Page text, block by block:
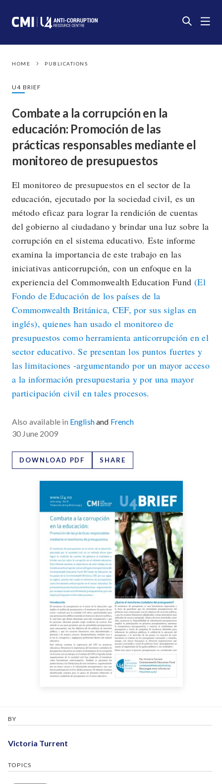
HOME PUBLICATIONS
U4 BRIEF
Combate a la corrupción en la
educación: Promoción de las
prácticas responsables mediante el
monitoreo de presupuestos
El monitoreo de presupuestos en el sector de la
educación, ejecutado por la sociedad civil, es un
método eficaz para lograr la rendición de cuentas
del gobierno al ciudadano y brindar una luz sobre la
corrupción en el sistema educativo. Este informe
examina la importancia de este trabajo en las
iniciativas anticorrupción, con un enfoque en la
experiencia del Commonwealth Education Fund (El
Fondo de Educación de los países de la
Commonwealth Británica, CEF, por sus siglas en
inglés), quienes han usado el monitoreo de
presupuestos como herramienta anticorrupción en el
sector educativo. Se presentan los puntos fuertes y
las limitaciones -argumentando por un mayor acceso
a la información presupuestaria y por una mayor
participación civil en tales procesos.
Also available in Englishand French
30 June 2009
DOWNLOAD PDF SHARE
BY
Victoria Turrent
TOPICS